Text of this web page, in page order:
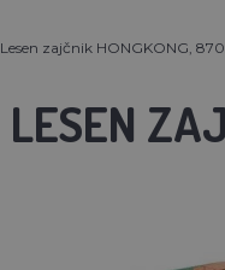
Lesen zajčnik HONGKONG,
LESEN